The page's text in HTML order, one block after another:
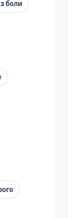
боли